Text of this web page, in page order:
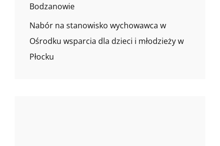
Bodzanowie
Nabór na stanowisko wychowawca w
Ośrodku wsparcia dla dzieci i młodzieży w
Płocku